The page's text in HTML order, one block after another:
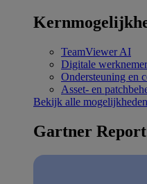
TeamViewer AI
Digitale
Ondersteuning en
Asset- en
Bekijk alle mogelijkheden
Gartner Report